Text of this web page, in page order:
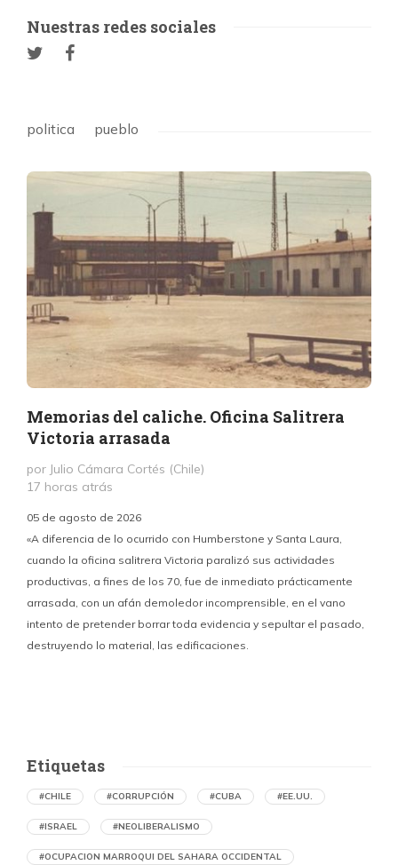
Nuestras redes sociales
politica pueblo
Memorias del caliche. Oficina Salitrera
Victoria arrasada
por Julio Cámara Cortés (Chile)
17 horas atrás
05 de agosto de 2026
«A diferencia de lo ocurrido con Humberstone y Santa Laura,
cuando la oficina salitrera Victoria paralizó sus actividades
productivas, a fines de los 70, fue de inmediato prácticamente
arrasada, con un afán demoledor incomprensible, en el vano
intento de pretender borrar toda evidencia y sepultar el pasado,
destruyendo lo material, las edificaciones.
Etiquetas
#CHILE #CORRUPCIÓN #CUBA #EE.UU.
#ISRAEL #NEOLIBERALISMO
#OCUPACION MARROQUI DEL SAHARA OCCIDENTAL